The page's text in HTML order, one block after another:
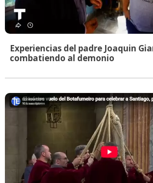
Experiencias del padre Joaquin
combatiendo al demonio